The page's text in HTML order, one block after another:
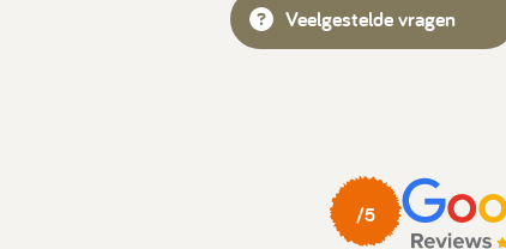
Veelgestelde vragen